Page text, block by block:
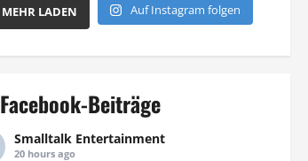
MEHR LADEN Auf Instagram folgen
Facebook-Beiträge
Smalltalk Entertainment
20 hours ago